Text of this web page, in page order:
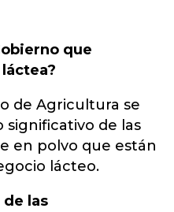
que
de Agricultura se
de las
en polvo que están
lácteo.
de las